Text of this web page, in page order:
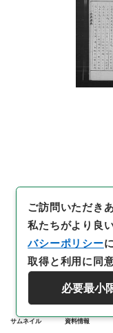
サムネイル 資料情報
ご訪問いただき
私たちがより良
バシーポリシー
取得と利用に同
必要最小